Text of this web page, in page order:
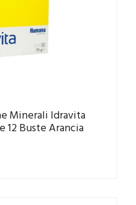
Minerali Idravita
Buste Arancia